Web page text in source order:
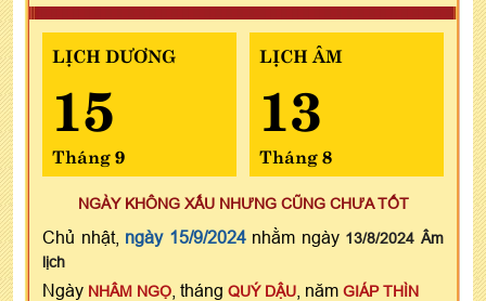
LỊCH DƯƠNG
15
Tháng 9
LỊCH ÂM
13
Tháng 8
NGÀY KHÔNG XẤU NHƯNG CŨNG CHƯA TỐT
Chủ nhật, ngày 15/9/2024nhằm ngày 13/8/2024 Âm
lịch
Ngày NHÂM NGỌ , tháng QUÝ DẬU , năm GIÁP THÌN